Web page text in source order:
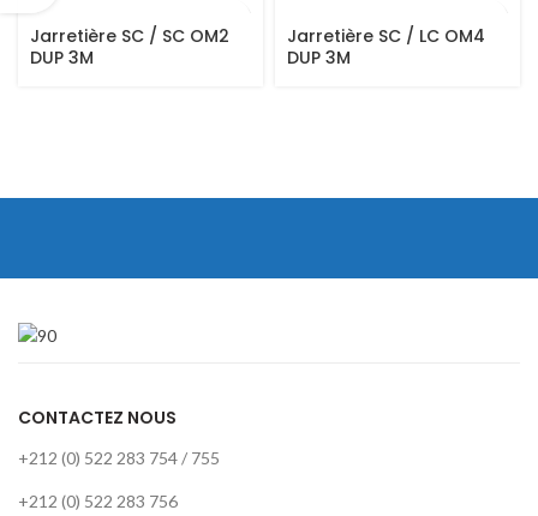
Jarretière SC / SC OM2
DUP 3M
Jarretière SC / LC OM4
DUP 3M
CONTACTEZ NOUS
+212 (0) 522 283 754 / 755
+212 (0) 522 283 756